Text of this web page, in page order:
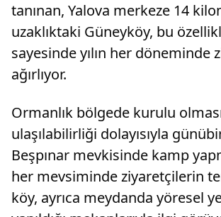
tanınan, Yalova merkeze 14
uzaklıktaki Güneyköy, bu
sayesinde yılın her döneminde
ağırlıyor.
Ormanlık bölgede kurulu
ulaşılabilirliği dolayısıyla
Beşpınar mevkisinde kamp
her mevsiminde ziyaretçilerin
köy, ayrıca meydanda yöresel